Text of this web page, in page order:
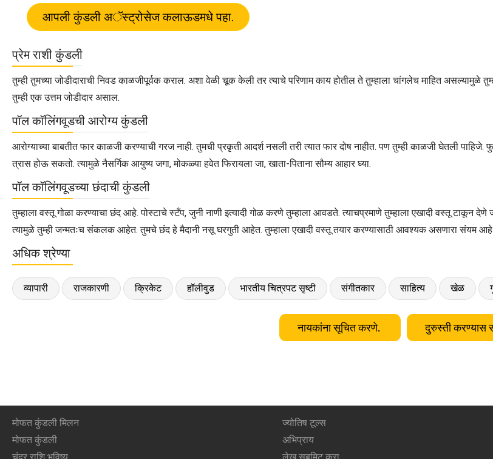
प्रेम राशी कुंडली
तुम्ही तुमच्या जोडीदाराची निवड काळजीपूर्वक कराल. अशा वेळी चूक केली तर त्याचे परिणाम काय होतील ते तुम्हाला चांगलेच माहित असल्यामुळे
तुम्ही एक उत्तम जोडीदार असाल.
पॉल कॉलिंगवूडची आरोग्य कुंडली
आरोग्याच्या बाबतीत फार काळजी करण्याची गरज नाही. तुमची प्रकृती आदर्श नसली तरी त्यात फार दोष नाहीत. पण तुम्ही काळजी घेतली
त्रास होऊ सकतो. त्यामुळे नैसर्गिक आयुष्य जगा, मोकळ्या हवेत फिरायला जा, खाता-पिताना सौम्य आहार घ्या.
पॉल कॉलिंगवूडच्या छंदाची कुंडली
तुम्हाला वस्तू गोळा करण्याचा छंद आहे. पोस्टाचे स्टँप, जुनी नाणी इत्यादी गोळ करणे तुम्हाला आवडते. त्याचप्रमाणे तुम्हाला एखादी वस्तू टाकून
त्यामुळे तुम्ही जन्मतःच संकलक आहेत. तुमचे छंद हे मैदानी नसू घरगुती आहेत. तुम्हाला एखादी वस्तू तयार करण्यासाठी आवश्यक असणारा
अधिक श्रेण्या
व्यापारी राजकारणी क्रिकेट हॉलीवुड भारतीय चित्रपट सृष्टी संगीतकार साहित्य खेळ
नायकांना सूचित करणे. दुरुस्ती करण्यास
मोफत कुंडली मिलन
मोफत कुंडली
ज्योतिष टूल्स
अभिप्राय